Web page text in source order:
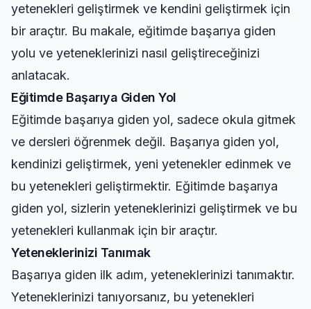
yetenekleri geliştirmek ve kendini geliştirmek için
bir araçtır. Bu makale, eğitimde başarıya giden
yolu ve yeteneklerinizi nasıl geliştireceğinizi
anlatacak.
Eğitimde Başarıya Giden Yol
Eğitimde başarıya giden yol, sadece okula gitmek
ve dersleri öğrenmek değil. Başarıya giden yol,
kendinizi geliştirmek, yeni yetenekler edinmek ve
bu yetenekleri geliştirmektir. Eğitimde başarıya
giden yol, sizlerin yeteneklerinizi geliştirmek ve bu
yetenekleri kullanmak için bir araçtır.
Yeteneklerinizi Tanımak
Başarıya giden ilk adım, yeteneklerinizi tanımaktır.
Yeteneklerinizi tanıyorsanız, bu yetenekleri